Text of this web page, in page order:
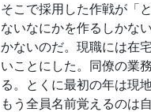
そこで採用した作戦が「
ないなにかを作るしかな
かないのだ。現職には在
いことにした。同僚の業
る。とくに最初の年は現
もう全員名前覚えるのは